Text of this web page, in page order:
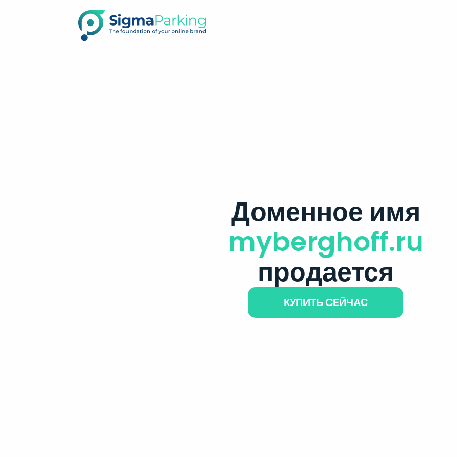
Доменное имя
myberghoff.ru
продается
КУПИТЬ СЕЙЧАС